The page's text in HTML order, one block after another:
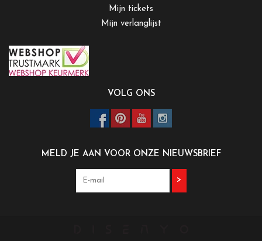
Mijn tickets
Mijn verlanglijst
VOLG ONS
MELD JE AAN VOOR ONZE NIEUWSBRIEF
>